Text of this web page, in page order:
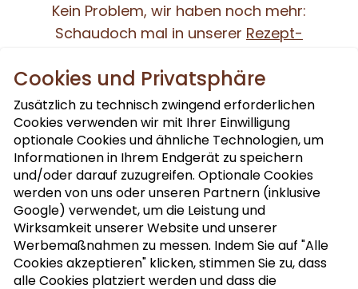
Kein Problem, wir haben noch mehr:
Schaudoch mal in unserer Rezept-
Ideen.
NUSSLETTER ABONNIEREN
MEIN KOCHBUCH
Cookies und Privatsphäre
Zusätzlich zu technisch zwingend erforderlichen
Cookies verwenden wir mit Ihrer Einwilligung
optionale Cookies und ähnliche Technologien, um
Informationen in Ihrem Endgerät zu speichern
und/oder darauf zuzugreifen. Optionale Cookies
werden von uns oder unseren Partnern (inklusive
Google) verwendet, um die Leistung und
Wirksamkeit unserer Website und unserer
Werbemaßnahmen zu messen. Indem Sie auf "Alle
Cookies akzeptieren" klicken, stimmen Sie zu, dass
alle Cookies platziert werden und dass die